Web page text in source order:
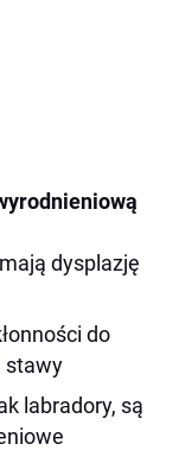
dysplazję
do
stawy
labradory, są